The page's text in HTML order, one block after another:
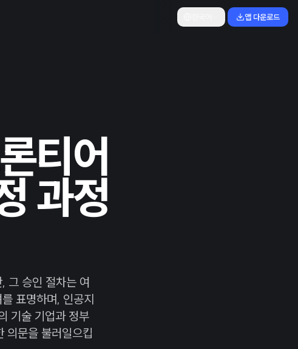
앱 다운로드
티어
과정
그 승인 절차는 여
표명하며, 인공지
기술 기업과 정부
의문을 불러일으킵